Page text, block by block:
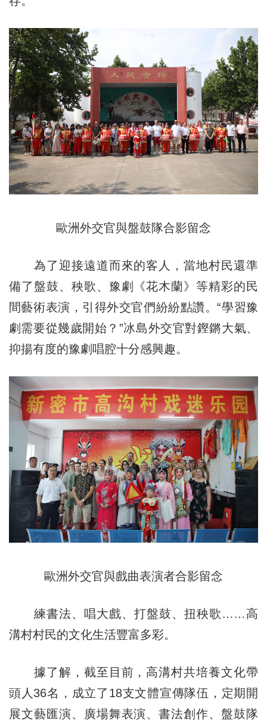
歐洲外交官與盤鼓隊合影留念
為了迎接遠道而來的客人，當地村民還準
備了盤鼓、秧歌、豫劇《花木蘭》等精彩的民
間藝術表演，引得外交官們紛紛點讚。“學習豫
劇需要從幾歲開始？”冰島外交官對鏗鏘大氣、
抑揚有度的豫劇唱腔十分感興趣。
歐洲外交官與戲曲表演者合影留念
練書法、唱大戲、打盤鼓、扭秧歌……高
溝村村民的文化生活豐富多彩。
據了解，截至目前，高溝村共培養文化帶
頭人36名，成立了18支文體宣傳隊伍，定期開
展文藝匯演、廣場舞表演、書法創作、盤鼓隊